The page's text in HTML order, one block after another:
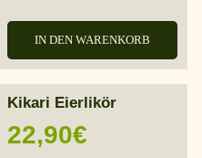
IN DEN WARENKORB
Kikari Eierlikör
22,90€